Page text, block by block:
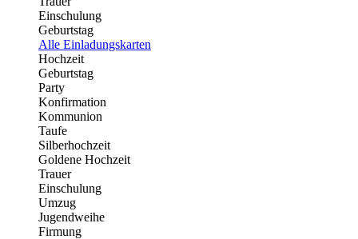
Einschulung
Geburtstag
Alle Einladungskarten
Hochzeit
Geburtstag
Party
Konfirmation
Kommunion
Taufe
Silberhochzeit
Goldene Hochzeit
Trauer
Einschulung
Umzug
Jugendweihe
Firmung